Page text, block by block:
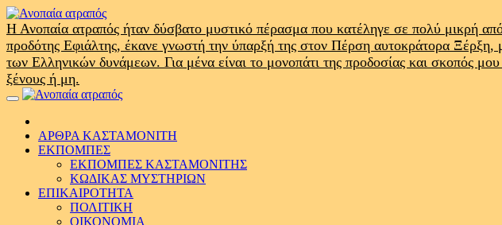
Skip
to
content
Η Ανοπαία ατραπός ήταν δύσβατο μυστικό πέρασμα που κατέληγε σε πολύ
προδότης Εφιάλτης, έκανε γνωστή την ύπαρξή της στον Πέρση αυτοκράτορα
των Ελληνικών δυνάμεων. Για μένα είναι το μονοπάτι της προδοσίας και σκοπός
ξένους ή μη.
Primary
ΑΡΘΡΑ ΚΑΣΤΑΜΟΝΙΤΗ
ΕΚΠΟΜΠΕΣ
ΕΚΠΟΜΠΕΣ ΚΑΣΤΑΜΟΝΙΤΗΣ
ΚΩΔΙΚΑΣ ΜΥΣΤΗΡΙΩΝ
ΕΠΙΚΑΙΡΟΤΗΤΑ
ΠΟΛΙΤΙΚΗ
ΟΙΚΟΝΟΜΙΑ